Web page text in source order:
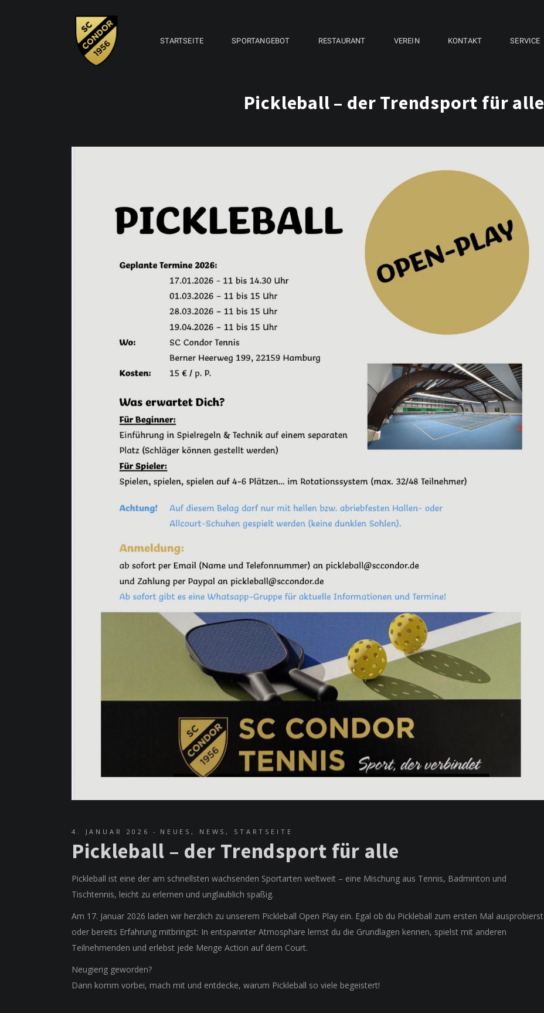
STARTSEITE SPORTANGEBOT RESTAURANT VEREIN KONTAKT SERVICE
Pickleball – der Trendsport für alle
4. JANUAR 2026 NEUES, NEWS, STARTSEITE
Pickleball – der Trendsport für alle
Pickleball ist eine der am schnellsten wachsenden Sportarten weltweit – eine Mischung aus Tennis, Badminton und
Tischtennis, leicht zu erlernen und unglaublich spaßig.
Am 17. Januar 2026 laden wir herzlich zu unserem Pickleball Open Play ein. Egal ob du Pickleball zum ersten Mal ausprobierst
oder bereits Erfahrung mitbringst: In entspannter Atmosphäre lernst du die Grundlagen kennen, spielst mit anderen
Teilnehmenden und erlebst jede Menge Action auf dem Court.
Neugierig geworden?
Dann komm vorbei, mach mit und entdecke, warum Pickleball so viele begeistert!